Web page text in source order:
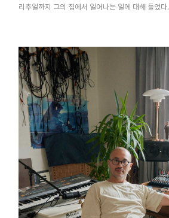
SSGLIFE
브랜드 스토리 빌리브 라이
NEWSLETTER
리추얼까지 그의 집에서 일어나는 일에 대해 들었다.